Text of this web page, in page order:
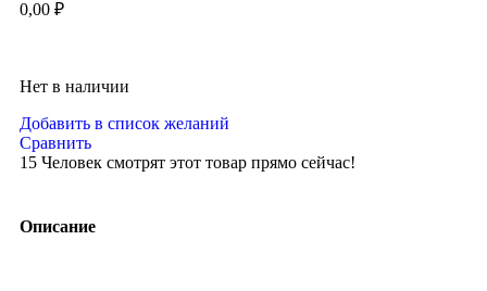
0,00 ₽
Нет в наличии
Добавить в список желаний
Сравнить
15 Человек смотрят этот товар прямо сейчас!
Описание